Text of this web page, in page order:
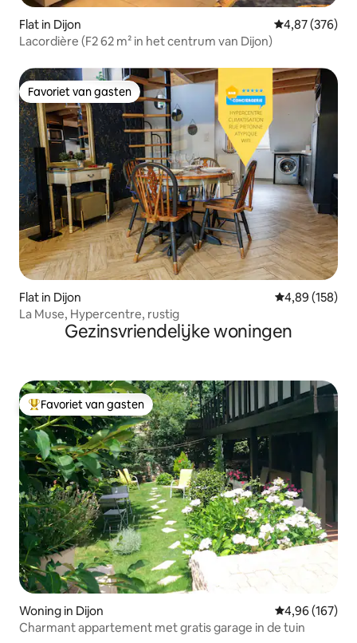
Flat in Dijon Gemiddelde
4,87 (376)
Lacordière (F2 62 m² in het centrum van Dijon)
Favoriet van gasten
Favoriet van gasten
Flat in Dijon Gemiddelde
4,89 (158)
La Muse, Hypercentre, rustig
Gezinsvriendelijke woningen
Topfavoriet van gasten
Favoriet van gasten
Woning in Dijon Gemiddelde
4,96 (167)
Charmant appartement met gratis garage in de tuin